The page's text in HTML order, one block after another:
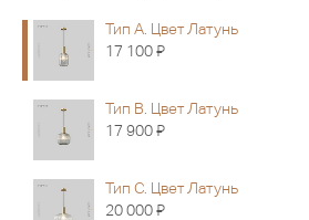
Тип A. Цвет Латунь
17 100Я
Тип B. Цвет Латунь
17 900Я
Тип C. Цвет Латунь
20 000Я